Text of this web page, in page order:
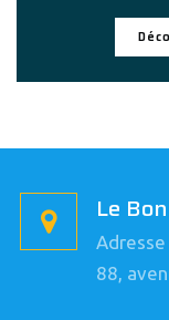
Le
Adresse
88,